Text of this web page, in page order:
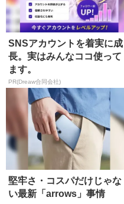
SNSアカウントを着実に成
長。実はみんなココ使って
ます。
PR(Dreaw合同会社)
堅牢さ・コスパだけじゃな
い最新「arrows」事情